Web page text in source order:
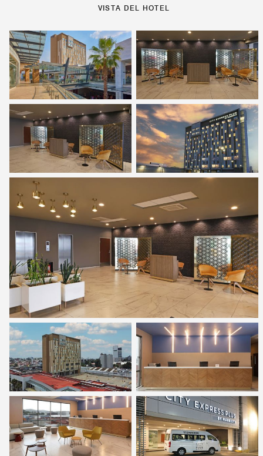
VISTA DEL HOTEL